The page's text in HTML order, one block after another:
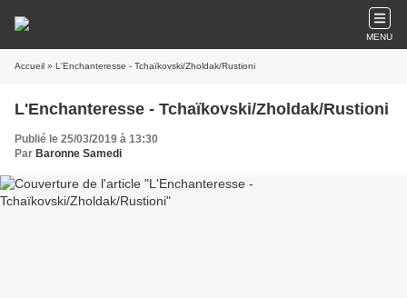
MENU
Accueil » L'Enchanteresse - Tchaïkovski/Zholdak/Rustioni
L'Enchanteresse - Tchaïkovski/Zholdak/Rustioni
Publié le 25/03/2019 à 13:30
Par Baronne Samedi